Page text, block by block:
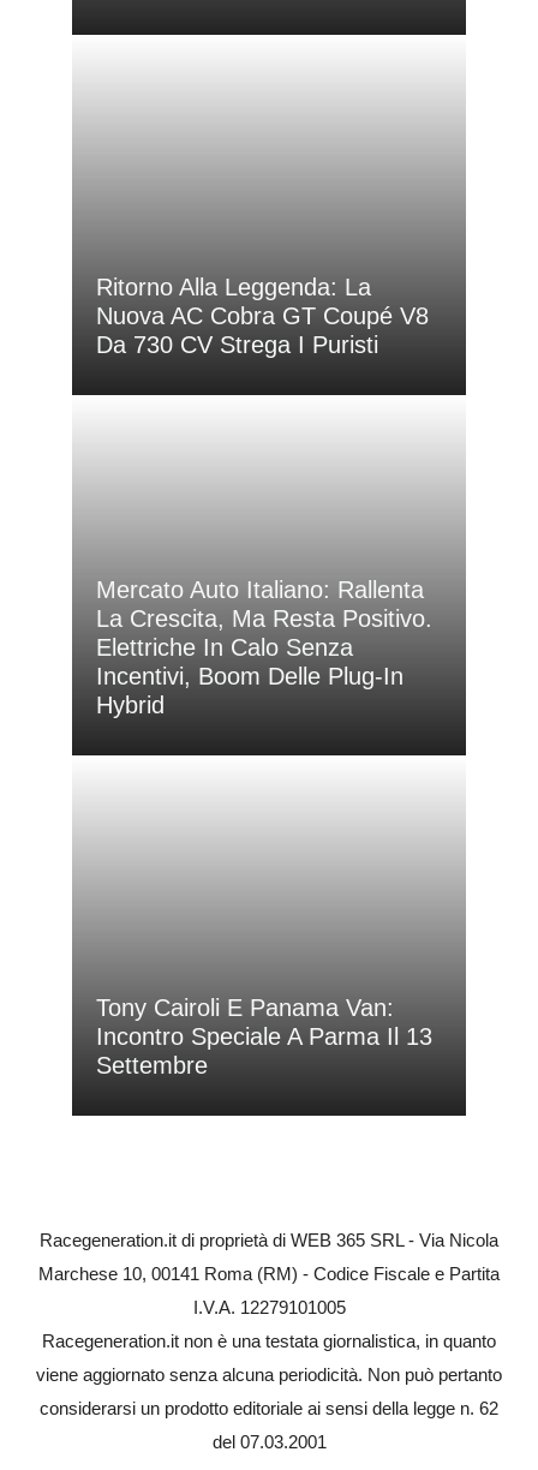
Ritorno Alla Leggenda: La
Nuova AC Cobra GT Coupé V8
Da 730 CV Strega I Puristi
Mercato Auto Italiano: Rallenta
La Crescita, Ma Resta Positivo.
Elettriche In Calo Senza
Incentivi, Boom Delle Plug-In
Hybrid
Tony Cairoli E Panama Van:
Incontro Speciale A Parma Il 13
Settembre
Racegeneration.it di proprietà di WEB 365 SRL - Via Nicola
Marchese 10, 00141 Roma (RM) - Codice Fiscale e Partita
I.V.A. 12279101005
Racegeneration.it non è una testata giornalistica, in quanto
viene aggiornato senza alcuna periodicità. Non può pertanto
considerarsi un prodotto editoriale ai sensi della legge n. 62
del 07.03.2001